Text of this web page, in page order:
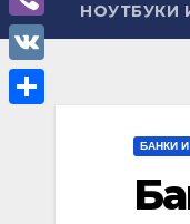
НОУТБУКИ
БАНКИ
s
A
n
o
k
e
l
e
V
i
b
V